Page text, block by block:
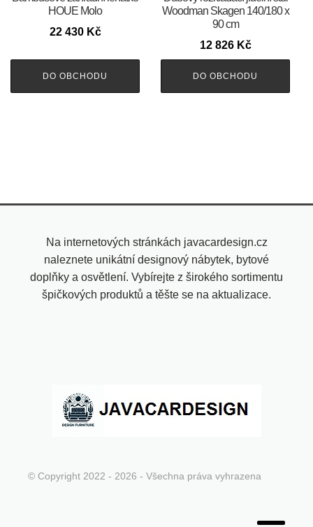
HOUE Molo
22 430 Kč
DO OBCHODU
Woodman Skagen 140/180 x
90 cm
12 826 Kč
DO OBCHODU
Na internetových stránkách javacardesign.cz
naleznete unikátní designový nábytek, bytové
doplňky a osvětlení. Vybírejte z širokého sortimentu
špičkových produktů a těšte se na aktualizace.
© Copyright 2022 - 2026 - Všechna práva vyhrazena